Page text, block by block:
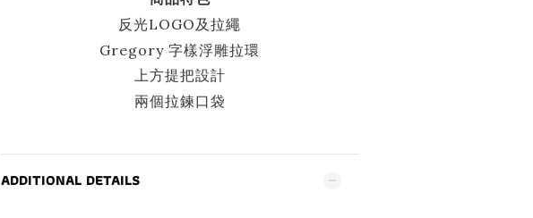
反光LOGO及拉繩
Gregory 字樣浮雕拉環
上方提把設計
兩個拉鍊口袋
ADDITIONAL DETAILS